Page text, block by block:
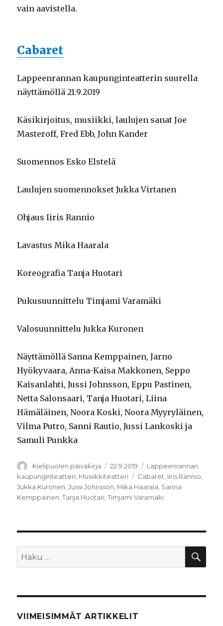
vain aavistella.
Cabaret
Lappeenrannan kaupunginteatterin suurella
näyttämöllä 21.9.2019
Käsikirjoitus, musiikki, laulujen sanat Joe
Masteroff, Fred Ebb, John Kander
Suomennos Esko Elstelä
Laulujen suomennokset Jukka Virtanen
Ohjaus Iiris Rannio
Lavastus Mika Haarala
Koreografia Tanja Huotari
Pukusuunnittelu Timjami Varamäki
Valosuunnittelu Jukka Kuronen
Näyttämöllä Sanna Kemppainen, Jarno
Hyökyvaara, Anna-Kaisa Makkonen, Seppo
Kaisanlahti, Jussi Johnsson, Eppu Pastinen,
Netta Salonsaari, Tanja Huotari, Liina
Hämäläinen, Noora Koski, Noora Myyryläinen,
Vilma Putro, Sanni Rautio, Jussi Lankoski ja
Samuli Punkka
Kirjoittaja
Kielipuolen päiväkirja Julkaistu
22.9.2019 Kategoriat
Lappeenrannan
kaupunginteatteri Musiikkiteatteri Avainsanat
Cabaret Iiris Rannio
Jukka Kuronen ,Jussi Johnsson Mika Haarala Sanna
Kemppainen ,Tanja Huotari ,Timjami Varamäki
Etsi:
VIIMEISIMMÄT ARTIKKELIT